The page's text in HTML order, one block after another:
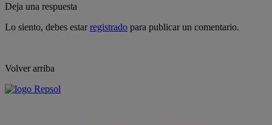
Deja una respuesta
Lo siento, debes estarregistrado para publicar un comentario.
Volver arriba